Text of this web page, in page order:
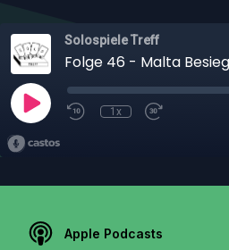
Solospiele Treff
Folge 46 - Malta
1x
Apple Podcasts